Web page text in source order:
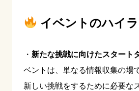
イベントのハイ
・ 新たな挑戦に向けたスタート
ベントは、単なる情報収集の場
新しい挑戦をするために必要な